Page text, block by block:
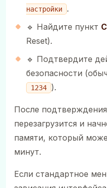
настройки
.
🔹 Найдите пункт
Reset).
🔹 Подтвердите
безопасности
1234 ).
После
перезагрузится и
памяти, который
минут.
Если стандартное